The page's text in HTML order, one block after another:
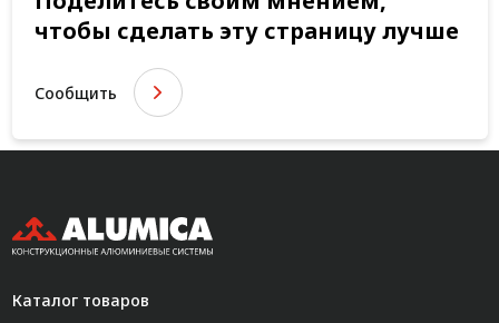
чтобы сделать эту страницу лучше
Сообщить
Каталог товаров